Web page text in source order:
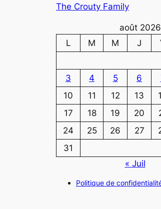
The Crouty Family
août 2026
L
M M J
3
4 5 6
10
11 12 13
17
18 19 20
24
25 26 27
31
« Juil
Politique de